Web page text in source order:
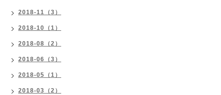
2018-11（3）
2018-10（1）
2018-08（2）
2018-06（3）
2018-05（1）
2018-03（2）